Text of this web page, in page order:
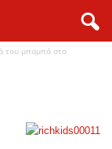
του μπαμπά στο